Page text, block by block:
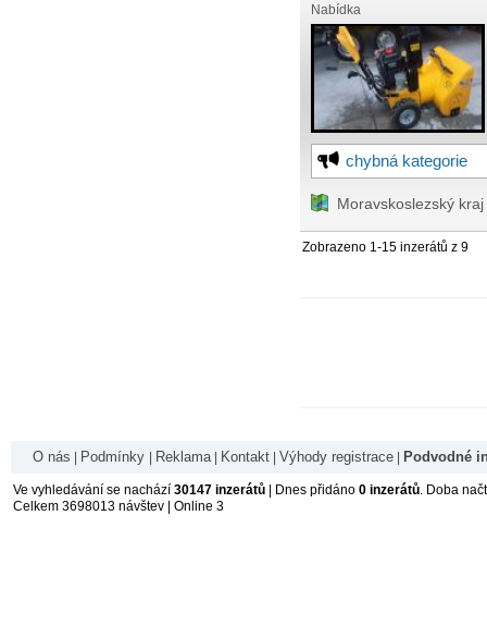
Nabídka
chybná kategorie
Moravskoslezský kraj
Zobrazeno 1-15 inzerátů z 9
O nás Podmínky Reklama| Kontakt Výhody registrace Podvodné
Ve vyhledávání se nachází 30147 inzerátů | Dnes přidáno 0 inzerátů. Doba
Celkem 3698013 návštev | Online 3